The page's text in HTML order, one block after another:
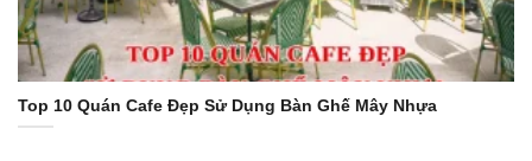
Top 10 Quán Cafe Đẹp Sử Dụng Bàn Ghế Mây Nhựa